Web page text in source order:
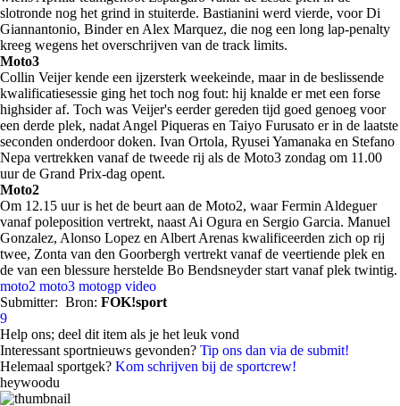
slotronde nog het grind in stuiterde. Bastianini werd vierde, voor Di
Giannantonio, Binder en Alex Marquez, die nog een long lap-penalty
kreeg wegens het overschrijven van de track limits.
Moto3
Collin Veijer kende een ijzersterk weekeinde, maar in de beslissende
kwalificatiesessie ging het toch nog fout: hij knalde er met een forse
highsider af. Toch was Veijer's eerder gereden tijd goed genoeg voor
een derde plek, nadat Angel Piqueras en Taiyo Furusato er in de laatste
seconden onderdoor doken. Ivan Ortola, Ryusei Yamanaka en Stefano
Nepa vertrekken vanaf de tweede rij als de Moto3 zondag om 11.00
uur de Grand Prix-dag opent.
Moto2
Om 12.15 uur is het de beurt aan de Moto2, waar Fermin Aldeguer
vanaf poleposition vertrekt, naast Ai Ogura en Sergio Garcia. Manuel
Gonzalez, Alonso Lopez en Albert Arenas kwalificeerden zich op rij
twee, Zonta van den Goorbergh vertrekt vanaf de veertiende plek en
de van een blessure herstelde Bo Bendsneyder start vanaf plek twintig.
moto2 moto3 motogp video
Submitter: Bron: FOK!sport
9
Help ons; deel dit item als je het leuk vond
Interessant sportnieuws gevonden? Tip ons dan via de submit!
Helemaal sportgek? Kom schrijven bij de sportcrew!
heywoodu